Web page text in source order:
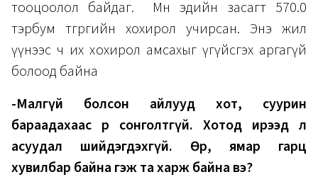
тооцоолол байдаг. Мөн эдийн засагт 570.0
тэрбум төгрөгийн хохирол учирсан. Энэ жил
үүнээс ч их хохирол амсахыг үгүйсгэх аргагүй
болоод байна
-Малгүй болсон айлууд хот, суурин
бараадахаас өөр сонголтгүй. Хотод ирээд л
асуудал шийдэгдэхгүй. Өөр, ямар гарц
хувилбар байна гэж та харж байна вэ?